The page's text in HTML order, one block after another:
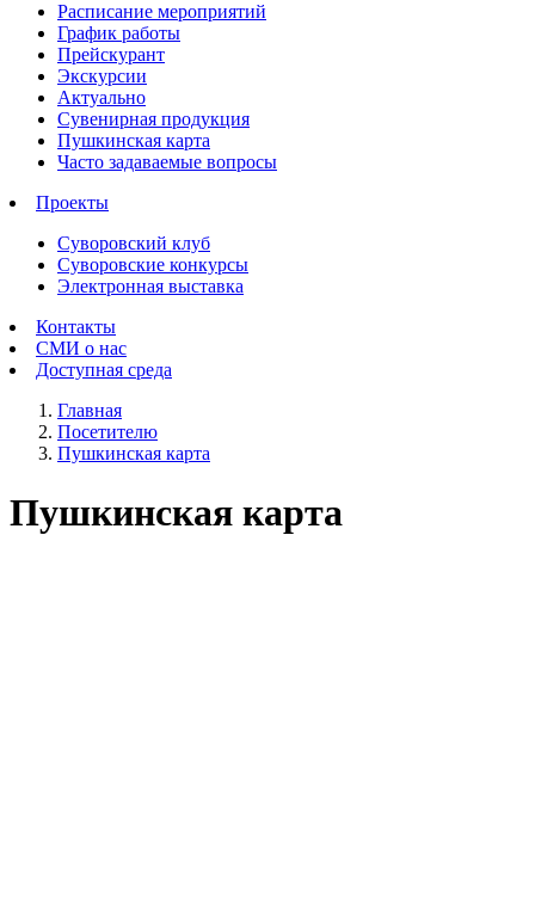
Расписание мероприятий
График работы
Прейскурант
Экскурсии
Актуально
Сувенирная продукция
Пушкинская карта
Часто задаваемые вопросы
Проекты
Суворовский клуб
Суворовские конкурсы
Электронная выставка
Контакты
СМИ о нас
Доступная среда
Главная
Посетителю
Пушкинская карта
Пушкинская карта